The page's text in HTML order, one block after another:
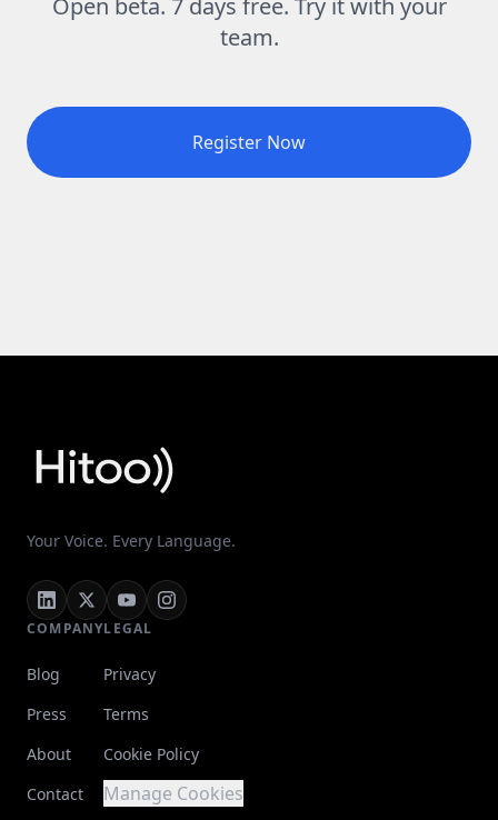
Open beta. 7 days free. Try it with your
team.
Register Now
Your Voice. Every Language.
COMPANY
Blog
Press
About
Contact
LEGAL
Privacy
Terms
Cookie Policy
Manage Cookies